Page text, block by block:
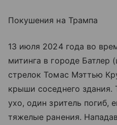
Покушения на Трампа
13 июля 2024 года во
митинга в городе Батлер
стрелок Томас Мэттью
крыши соседнего здания.
ухо, один зритель погиб,
тяжелые ранения.